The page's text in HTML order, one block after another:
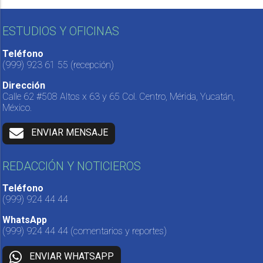
ESTUDIOS Y OFICINAS
Teléfono
(999) 923 61 55 (recepción)
Dirección
Calle 62 #508 Altos x 63 y 65 Col. Centro, Mérida, Yucatán,
México.
ENVIAR MENSAJE
REDACCIÓN Y NOTICIEROS
Teléfono
(999) 924 44 44
WhatsApp
(999) 924 44 44 (comentarios y reportes)
ENVIAR WHATSAPP